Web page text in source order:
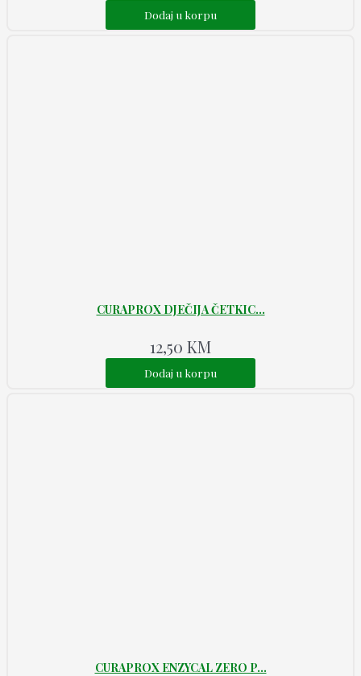
Dodaj u korpu
CURAPROX DJEČIJA ČETKIC...
12,50 KM
Dodaj u korpu
CURAPROX ENZYCAL ZERO P...